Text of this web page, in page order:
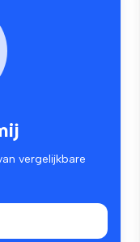
vergelijkbare